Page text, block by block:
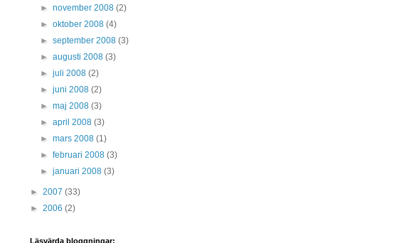
►november 2008(2)
►oktober 2008(4)
►september 2008(3)
►augusti 2008(3)
►juli 2008(2)
►juni 2008(2)
►maj 2008(3)
►april 2008(3)
►mars 2008(1)
►februari 2008(3)
►januari 2008(3)
► 2007 (33)
► 2006 (2)
Läsvärda bloggningar: